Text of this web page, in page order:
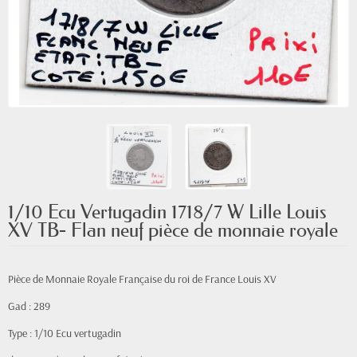
1/10 Ecu Vertugadin 1718/7 W Lille Louis
XV TB- Flan neuf pièce de monnaie royale
Pièce de Monnaie Royale Française du roi de France Louis XV
Gad : 289
Type : 1/10 Ecu vertugadin